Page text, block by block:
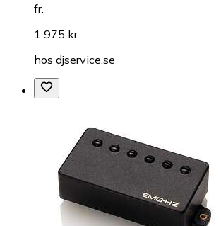
fr.
1 975 kr
hos djservice.se